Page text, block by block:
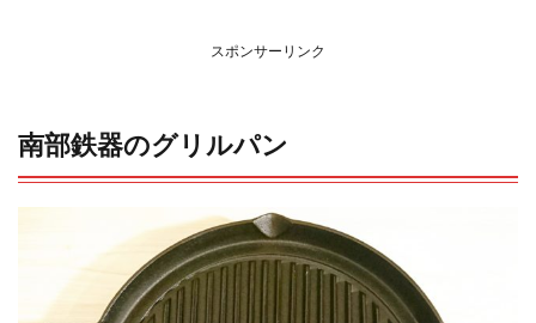
スポンサーリンク
南部鉄器のグリルパン